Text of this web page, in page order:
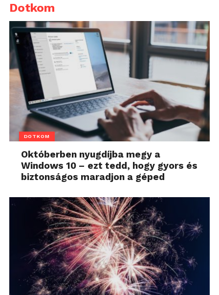
Dotkom
DOTKOM
Októberben nyugdíjba megy a
Windows 10 – ezt tedd, hogy gyors és
biztonságos maradjon a géped